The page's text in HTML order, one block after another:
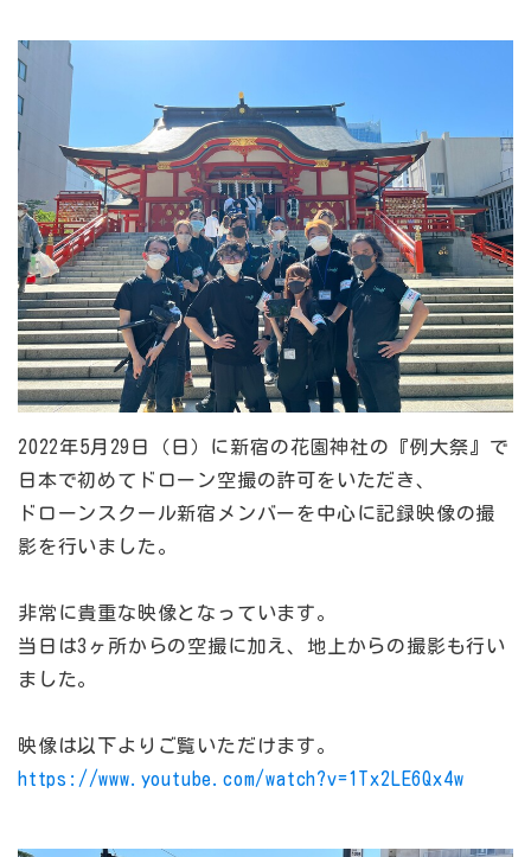
2022年5月29日（日）に新宿の花園神社の『例大祭』で
日本で初めてドローン空撮の許可をいただき、
ドローンスクール新宿メンバーを中心に記録映像の撮
影を行いました。
非常に貴重な映像となっています。
当日は3ヶ所からの空撮に加え、地上からの撮影も行い
ました。
映像は以下よりご覧いただけます。
https://www.youtube.com/watch?v=1Tx2LE6Qx4w